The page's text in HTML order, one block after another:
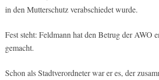
in den Mutterschutz verabschiedet wurde.
Fest steht: Feldmann hat den Betrug der AWO
gemacht.
Schon als Stadtverordneter war er es, der